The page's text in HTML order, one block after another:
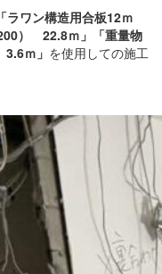
ワン構造用合板12ｍ
） 22.8ｍ」「重量物
ｍ」 を使用しての施工